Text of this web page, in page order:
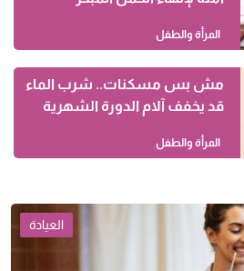
المرأة والطفل
مش بس مسكنات.. شرب الماء
قد يخفف آلام الدورة الشهرية
المرأة والطفل
العيادة